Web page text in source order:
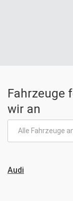
Fahrzeuge
wir an
Alle Fahrzeuge
Audi